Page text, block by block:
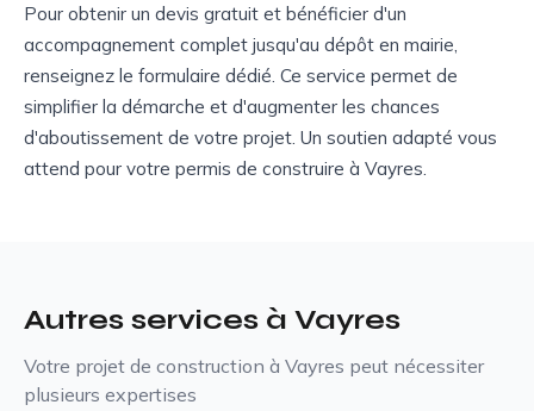
Pour obtenir un devis gratuit et bénéficier d'un
accompagnement complet jusqu'au dépôt en mairie,
renseignez le formulaire dédié. Ce service permet de
simplifier la démarche et d'augmenter les chances
d'aboutissement de votre projet. Un soutien adapté vous
attend pour votre permis de construire à Vayres.
Autres services à Vayres
Votre projet de construction à Vayres peut nécessiter
plusieurs expertises